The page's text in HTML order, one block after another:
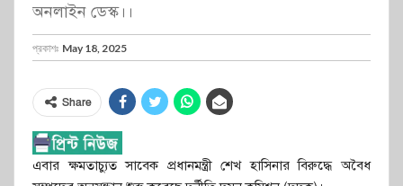
অনলাইন ডেস্ক।।
প্রকাশঃ May 18, 2025
Share
এবার ক্ষমতাচ্যুত সাবেক প্রধানমন্ত্রী শেখ হাসিনার বিরুদ্ধে অবৈধ